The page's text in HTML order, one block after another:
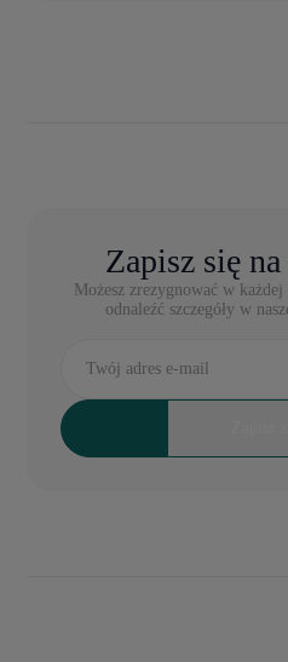
Zapisz się
Możesz zrezygnować w
odnaleźć szczegóły w